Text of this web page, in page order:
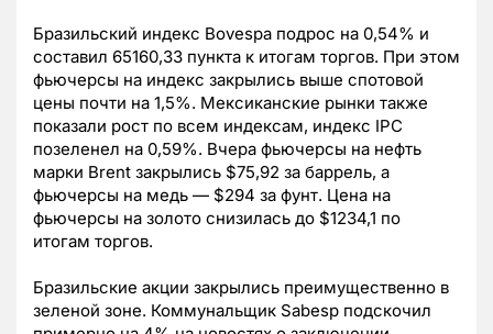
Бразильский индекс Bovespa подрос на 0,54% и
составил 65160,33 пункта к итогам торгов. При этом
фьючерсы на индекс закрылись выше спотовой
цены почти на 1,5%. Мексиканские рынки также
показали рост по всем индексам, индекс IPC
позеленел на 0,59%. Вчера фьючерсы на нефть
марки Brent закрылись $75,92 за баррель, а
фьючерсы на медь — $294 за фунт. Цена на
фьючерсы на золото снизилась до $1234,1 по
итогам торгов.
Бразильские акции закрылись преимущественно в
зеленой зоне. Коммунальщик Sabesp подскочил